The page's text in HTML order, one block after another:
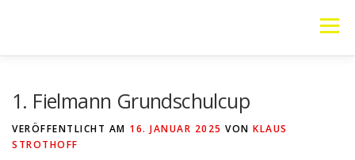
Menü
PING PONG PARKINSON
1. Fielmann Grundschulcup
VERÖFFENTLICHT AM 16. JANUAR 2025 VON KLAUS
STROTHOFF